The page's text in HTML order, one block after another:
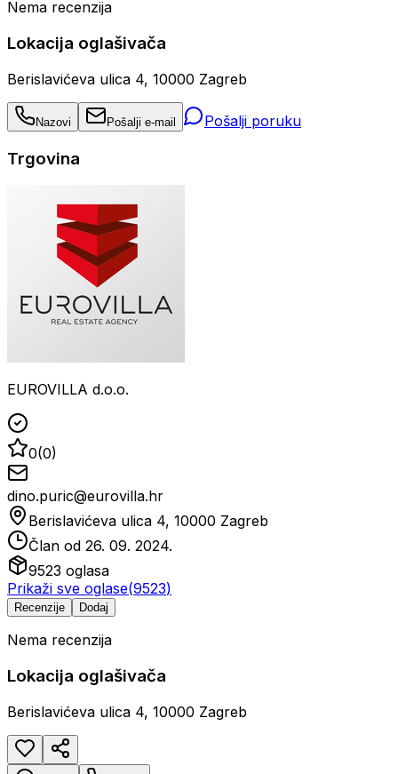
Nema recenzija
Lokacija oglašivača
Berislavićeva ulica 4, 10000 Zagreb
Nazovi Pošalji e-mail Pošalji poruku
Trgovina
EUROVILLA d.o.o.
0(0)
dino.puric@eurovilla.hr
Berislavićeva ulica 4, 10000 Zagreb
Član od 26. 09. 2024.
9523 oglasa
Prikaži sve oglase(9523)
Recenzije Dodaj
Nema recenzija
Lokacija oglašivača
Berislavićeva ulica 4, 10000 Zagreb